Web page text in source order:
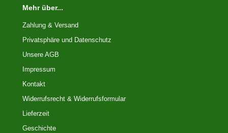
Mehr über...
Zahlung & Versand
Privatsphäre und Datenschutz
Unsere AGB
Impressum
Kontakt
Widerrufsrecht & Widerrufsformular
Lieferzeit
Geschichte